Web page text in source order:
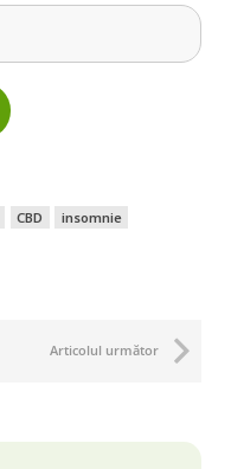
CBD
insomnie
Articolul următor